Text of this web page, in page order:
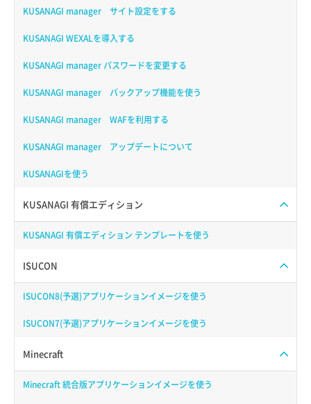
KUSANAGI manager サイト設定をする
KUSANAGI WEXALを導入する
KUSANAGI manager パスワードを変更する
KUSANAGI manager バックアップ機能を使う
KUSANAGI manager WAFを利用する
KUSANAGI manager アップデートについて
KUSANAGIを使う
KUSANAGI 有償エディション
KUSANAGI 有償エディション テンプレートを使う
ISUCON
ISUCON8(予選)アプリケーションイメージを使う
ISUCON7(予選)アプリケーションイメージを使う
Minecraft
Minecraft 統合版アプリケーションイメージを使う